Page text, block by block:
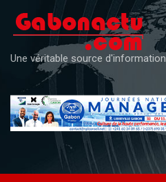
content
Une véritable source d'information